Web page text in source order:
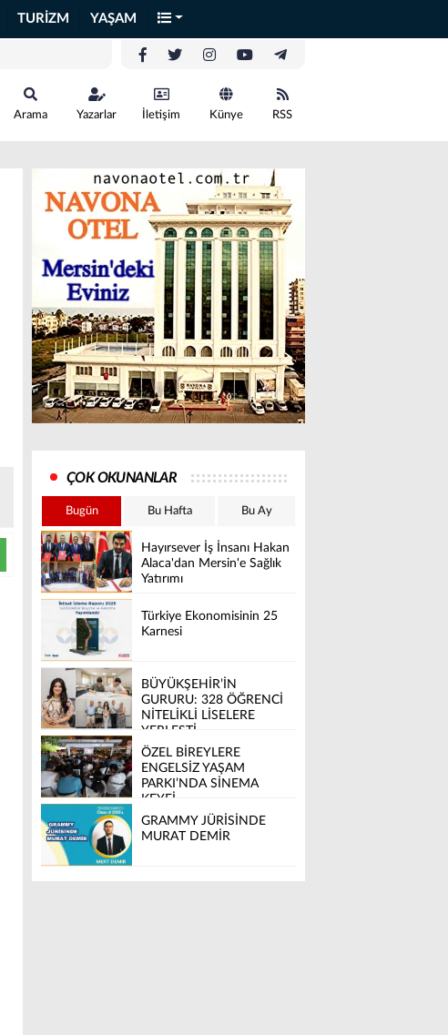
TURİZM YAŞAM
Arama Yazarlar İletişim Künye RSS
ÇOK OKUNANLAR
Bugün Bu Hafta Bu Ay
Hayırsever İş İnsanı Hakan
Alaca'dan Mersin'e Sağlık
Yatırımı
Türkiye Ekonomisinin 25
Karnesi
BÜYÜKŞEHİR’İN
GURURU: 328 ÖĞRENCİ
NİTELİKLİ LİSELERE
YERLEŞTİ
ÖZEL BİREYLERE
ENGELSİZ YAŞAM
PARKI’NDA SİNEMA
KEYFİ
GRAMMY JÜRİSİNDE
MURAT DEMİR